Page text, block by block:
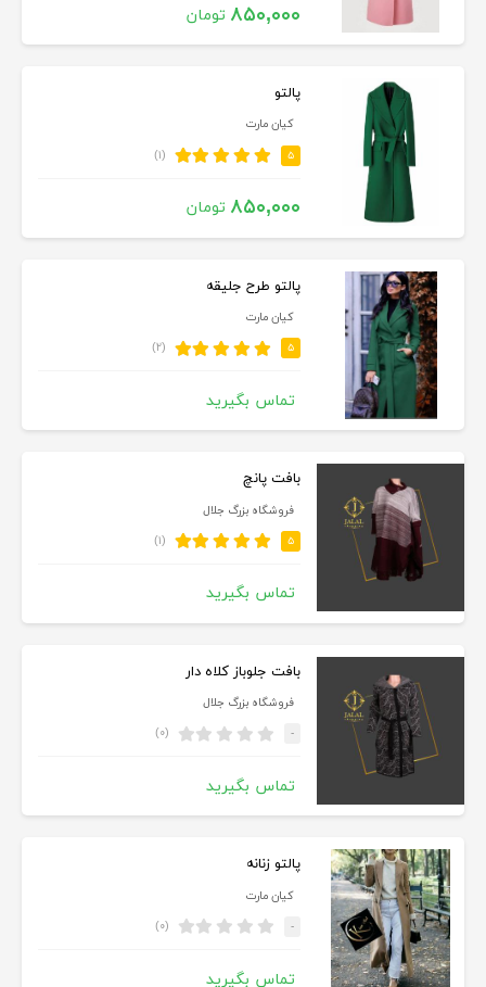
۸۵۰,۰۰۰ تومان
پالتو
کیان مارت
۵ (۱)
۸۵۰,۰۰۰ تومان
پالتو طرح جلیقه
کیان مارت
۵ (۲)
تماس بگیرید
بافت پانچ
فروشگاه بزرگ جلال
۵ (۱)
تماس بگیرید
بافت جلوباز کلاه دار
فروشگاه بزرگ جلال
- (۰)
تماس بگیرید
پالتو زنانه
کیان مارت
- (۰)
تماس بگیرید